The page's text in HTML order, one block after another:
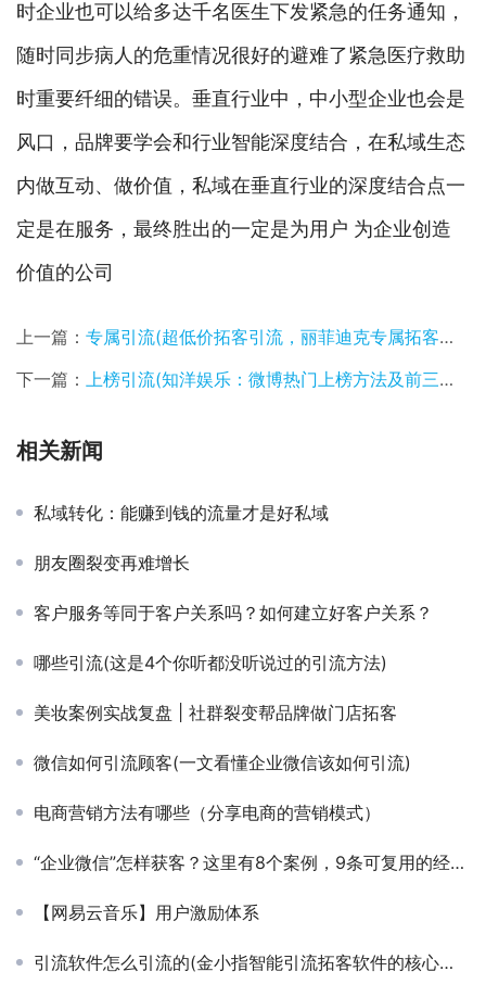
时企业也可以给多达千名医生下发紧急的任务通知，
随时同步病人的危重情况很好的避难了紧急医疗救助
时重要纤细的错误。垂直行业中，中小型企业也会是
风口，品牌要学会和行业智能深度结合，在私域生态
内做互动、做价值，私域在垂直行业的深度结合点一
定是在服务，最终胜出的一定是为用户 为企业创造
价值的公司
上一篇： 专属引流(超低价拓客引流，丽菲迪克专属拓客套盒福利来也)
下一篇： 上榜引流(知洋娱乐：微博热门上榜方法及前三名？)
相关新闻
私域转化：能赚到钱的流量才是好私域
朋友圈裂变再难增长
客户服务等同于客户关系吗？如何建立好客户关系？
哪些引流(这是4个你听都没听说过的引流方法)
美妆案例实战复盘 | 社群裂变帮品牌做门店拓客
微信如何引流顾客(一文看懂企业微信该如何引流)
电商营销方法有哪些（分享电商的营销模式）
“企业微信”怎样获客？这里有8个案例，9条可复用的经验！
【网易云音乐】用户激励体系
引流软件怎么引流的(金小指智能引流拓客软件的核心功能和同城引流技巧)